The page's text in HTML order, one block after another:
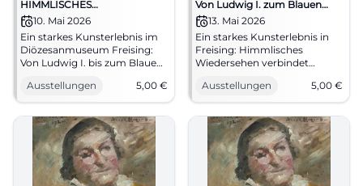
HIMMLISCHES
WIEDERSEHEN. Von Ludwig I.
zum Blauen Reiter
10. Mai 2026
Ein starkes Kunsterlebnis im
Diözesanmuseum Freising:
Von Ludwig I. bis zum Blauen
Kunstgeschichte in
Originalen. 10.05.2026,
Führung ab 5 Euro.
#KunstErleben
Ausstellungen 5,00 €
Von Ludwig I. zum Blauen
Reiter
13. Mai 2026
Ein starkes Kunsterlebnis in
Freising: Himmlisches
Wiedersehen verbindet
und den Aufbruch zum
Blauen Reiter. #Kunst
Ausstellungen 5,00 €